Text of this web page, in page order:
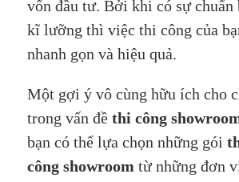
vốn đầu tư. Bởi khi có sự chuẩn
kĩ lưỡng thì việc thi công của
nhanh gọn và hiệu quả.
Một gợi ý vô cùng hữu ích cho
trong vấn đề thi công
bạn có thể lựa chọn những gói
công showroom từ những đơn